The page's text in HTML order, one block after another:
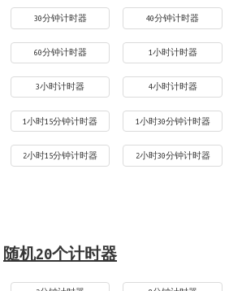
30分钟计时器 40分钟计时器
60分钟计时器 1小时计时器
3小时计时器 4小时计时器
1小时15分钟计时器 1小时30分钟计时器
2小时15分钟计时器 2小时30分钟计时器
随机20个计时器